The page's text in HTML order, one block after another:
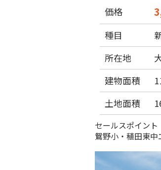
価格
種目
所在地
建物面積
土地面積
セールスポイント
鴛野小・稙田東